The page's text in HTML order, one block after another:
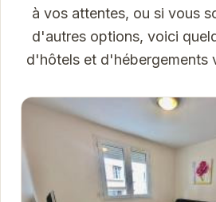
à vos attentes, ou si vous
d'autres options, voici
d'hôtels et d'hébergements